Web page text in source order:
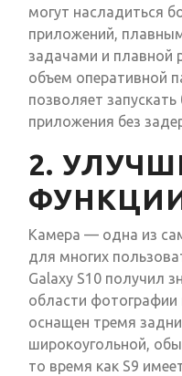
могут насладиться
приложений,
задачами и плавной
объем оперативной
позволяет
приложения без
2.
Камера — одна из
для многих
Galaxy S10 получил
области фотографии
оснащен тремя
широкоугольной,
то время как S9